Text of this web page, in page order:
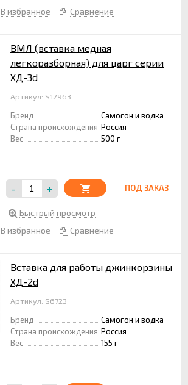
В избранное Сравнение
ВМЛ (вставка медная
легкоразборная) для царг серии
ХД-3d
Артикул: S12963
Бренд
Самогон и водка
Страна происхождения Россия
Вес
500 г
- + ПОД ЗАКАЗ
Быстрый просмотр
В избранное
Сравнение
Вставка для работы джинкорзины
ХД-2d
Артикул: S6723
Бренд
Самогон и водка
Страна происхождения Россия
Вес
155 г